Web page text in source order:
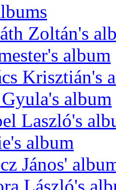
Zoltán's
album
Krisztián's
album
Laszló's
album
János'
László's